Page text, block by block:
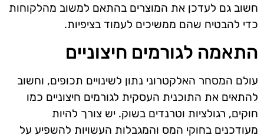
חשוב גם לעדכן את המוצרים בהתאם למשוב מהלקוחות
כדי להבטיח שהם ממשיכים לעמוד בציפיות.
התאמה לגורמים חיצוניים
עולם המסחר האלקטרוני נתון לשינויים תכופים, וחשוב
להתאים את התוכנית העסקית לגורמים חיצוניים כמו
חוקים, רגולציות וטרנדים בשוק. יש צורך להיות
מעודכנים בחוקי המס והמגבלות העשויות להשפיע על